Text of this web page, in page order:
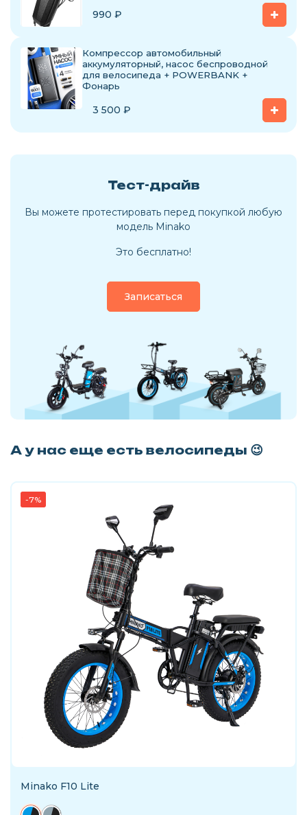
990 ₽
Компрессор автомобильный
аккумуляторный, насос беспроводной
для велосипеда + POWERBANK +
Фонарь
3 500 ₽
Тест-драйв
Вы можете протестировать перед покупкой любую
модель Minako
Это бесплатно!
Записаться
А у нас еще есть велосипеды 😉
-7%
Minako F10 Lite